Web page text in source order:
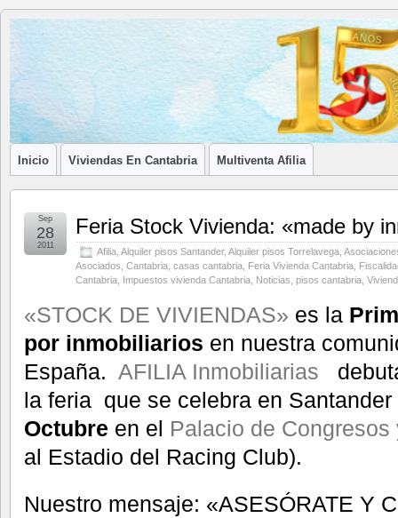
Blog de
Afilia
Inmobiliarias
LA ASOCIACIÓN DE LOS PROFESIONALES INMOBILIARIOS
Inicio Viviendas En Cantabria Multiventa Afilia
Feria Stock Vivienda: «made by
Afilia Alquiler pisos Santander, Alquiler pisos Torrelavega
Asociados Cantabria casas cantabria Feria Vivienda Cantabria
Cantabria Impuestos vivienda Cantabria Noticias pisos cantabria
Sep
28
2011
«STOCK DE VIVIENDAS» es la
por inmobiliarios en nuestra
España. AFILIA Inmobiliarias
la feria que se celebra en Santander
Octubre en el Palacio de
al Estadio del Racing Club).
Nuestro mensaje: «ASESÓRATE Y